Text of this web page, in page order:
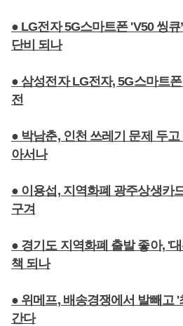
● LG전자 5G스마트폰 'V50 씽큐
단비 되나
● 삼성전자 LG전자, 5G스마트
전
● 박남춘, 인천 쓰레기 문제 두
아서나
● 이용섭, 지역화폐 광주상생카
구겨
● 경기도 지역화폐 출발 좋아, '
책 되나
● 위메프, 배송경쟁에서 발빼고
간다